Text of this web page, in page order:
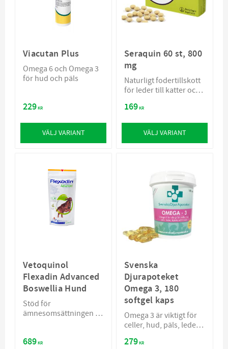
Viacutan Plus
Omega 6 och Omega 3
för hud och päls
229KR
VÄLJ VARIANT
Seraquin 60 st, 800
mg
Naturligt fodertillskott
för leder till katter och
169KR
VÄLJ VARIANT
Vetoquinol
Flexadin Advanced
Boswellia Hund
Stöd för
ämnesomsättningen i
689KR
Svenska
Djurapoteket
Omega 3, 180
softgel kaps
Omega 3 är viktigt för
celler, hud, päls, leder,
279KR